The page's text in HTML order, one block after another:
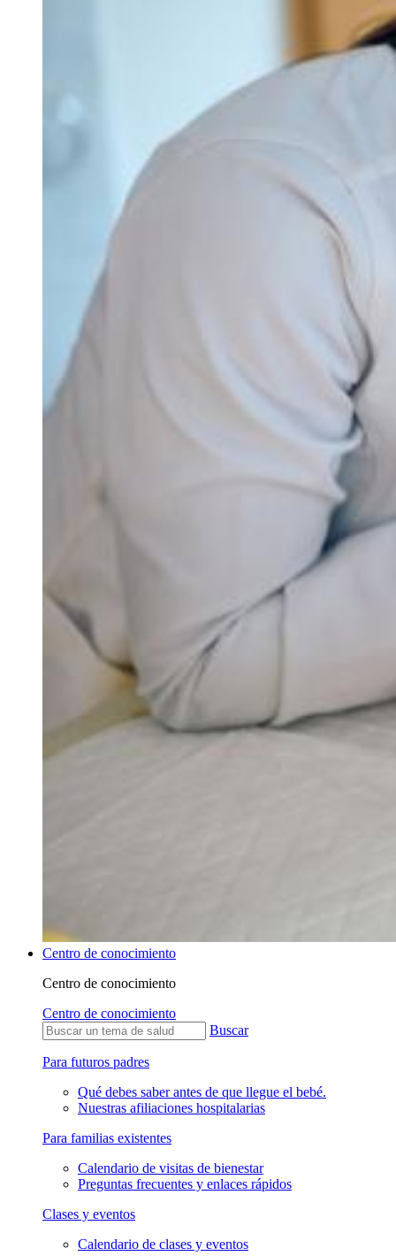
Centro de conocimiento
Centro de conocimiento
Centro de conocimiento
Buscar
Para futuros padres
Qué debes saber antes de que llegue el bebé.
Nuestras afiliaciones hospitalarias
Para familias existentes
Calendario de visitas de bienestar
Preguntas frecuentes y enlaces rápidos
Clases y eventos
Calendario de clases y eventos